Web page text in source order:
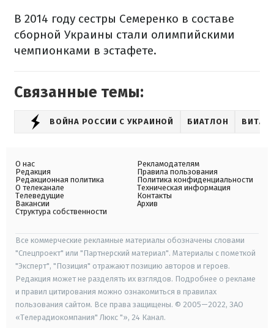
В 2014 году сестры Семеренко в составе
сборной Украины стали олимпийскими
чемпионками в эстафете.
Связанные темы:
ВОЙНА РОССИИ С УКРАИНОЙ БИАТЛОН ВИТА
О нас
Редакция
Редакционная политика
О телеканале
Телеведущие
Вакансии
Структура собственности
Рекламодателям
Правила пользования
Политика конфиденциальности
Техническая информация
Контакты
Архив
Все коммерческие рекламные материалы обозначены словами
"Спецпроект" или "Партнерский материал". Материалы с пометкой
"Эксперт", "Позиция" отражают позицию авторов и героев.
Редакция может не разделять их взглядов. Подробнее о рекламе
и правил цитирования можно ознакомиться в правилах
пользования сайтом. Все права защищены. © 2005—2022, ЗАО
«Телерадиокомпания" Люкс "», 24 Канал.